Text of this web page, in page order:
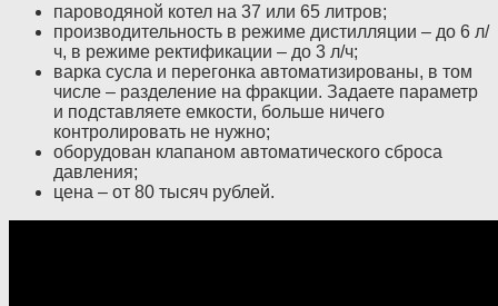
пароводяной котел на 37 или 65 литров;
производительность в режиме дистилляции – до 6 л/
ч, в режиме ректификации – до 3 л/ч;
варка сусла и перегонка автоматизированы, в том
числе – разделение на фракции. Задаете параметр
и подставляете емкости, больше ничего
контролировать не нужно;
оборудован клапаном автоматического сброса
давления;
цена – от 80 тысяч рублей.